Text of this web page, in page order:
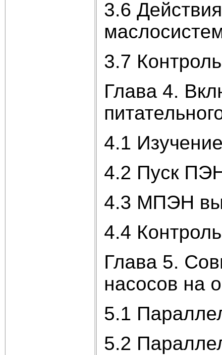
3.6
3.7
Глава 4.
4.1
4.2 Пуск
4.3 МПЭН
4.4
Глава 5.
насосов на
5.1
5.2